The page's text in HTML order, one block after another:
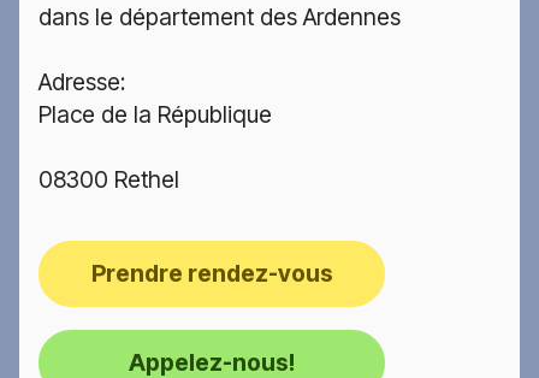
dans le département des Ardennes
Adresse:
Place de la République
08300 Rethel
Prendre rendez-vous
Appelez-nous!